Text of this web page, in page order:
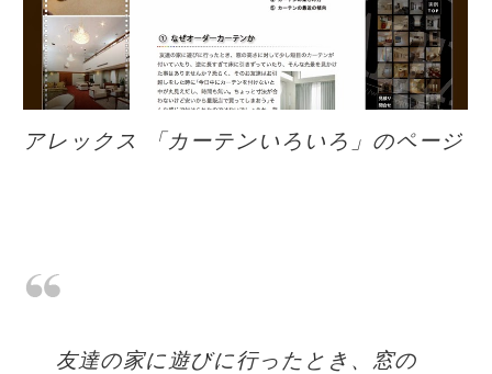
アレックス 「カーテンいろいろ」のページ
友達の家に遊びに行ったとき、窓の